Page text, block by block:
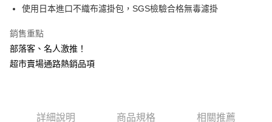
臺灣中小企業銀行
台中商業銀行
聯邦商業銀行
元大商業銀行
台新國際商業銀行
運送方式
台灣本島
每筆NT$150，滿NT$799(含以上)免運費
離島（澎湖、金門、馬祖、小琉球、綠島、蘭嶼）
使用日本進口不織布濾掛包，SGS檢驗合格無毒濾掛
銷售重點
部落客、名人激推！
超市賣場通路熱銷品項
詳細說明 商品規格 相關推薦